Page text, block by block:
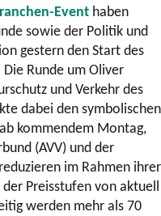
Event haben
sowie der Politik und
gestern den Start des
Runde um Oliver
und Verkehr des
dabei den symbolischen
kommendem Montag,
(AVV) und der
im Rahmen ihrer
Preisstufen von aktuell
werden mehr als 70